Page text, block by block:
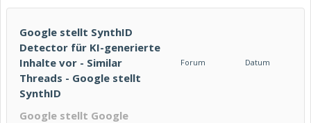
Google stellt SynthID
Detector für KI-generierte
Inhalte vor - Similar
Threads - Google stellt
SynthID
Forum Datum
Google stellt Google